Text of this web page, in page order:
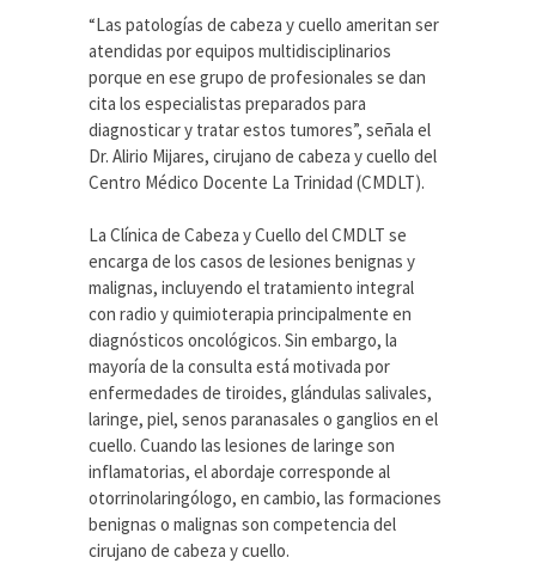
“Las patologías de cabeza y cuello ameritan ser
atendidas por equipos multidisciplinarios
porque en ese grupo de profesionales se dan
cita los especialistas preparados para
diagnosticar y tratar estos tumores”, señala el
Dr. Alirio Mijares, cirujano de cabeza y cuello del
Centro Médico Docente La Trinidad (CMDLT).
La Clínica de Cabeza y Cuello del CMDLT se
encarga de los casos de lesiones benignas y
malignas, incluyendo el tratamiento integral
con radio y quimioterapia principalmente en
diagnósticos oncológicos. Sin embargo, la
mayoría de la consulta está motivada por
enfermedades de tiroides, glándulas salivales,
laringe, piel, senos paranasales o ganglios en el
cuello. Cuando las lesiones de laringe son
inflamatorias, el abordaje corresponde al
otorrinolaringólogo, en cambio, las formaciones
benignas o malignas son competencia del
cirujano de cabeza y cuello.